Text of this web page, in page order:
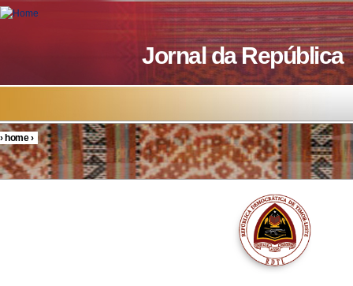
Skip to main content
Jornal da República
You are here
›home›